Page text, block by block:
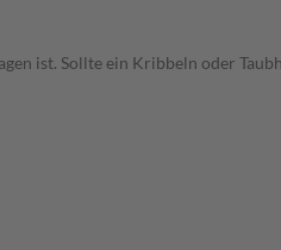
ist. Sollte ein Kribbeln oder